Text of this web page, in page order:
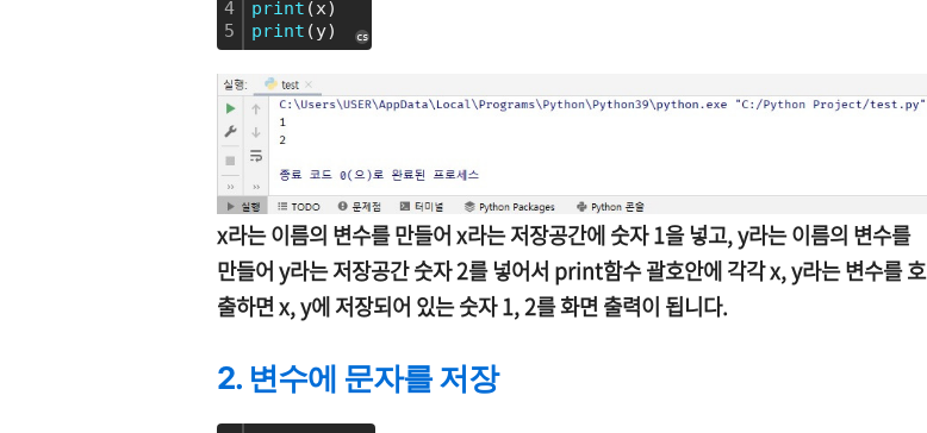
4
5
print (x)
print (y) cs
x라는 이름의 변수를 만들어 x라는 저장공간에 숫자 1을 넣고, y라는 이름의 변수를
만들어 y라는 저장공간 숫자 2를 넣어서 print함수 괄호안에 각각 x, y라는 변수를 호
출하면 x, y에 저장되어 있는 숫자 1, 2를 화면 출력이 됩니다.
2. 변수에 문자를 저장